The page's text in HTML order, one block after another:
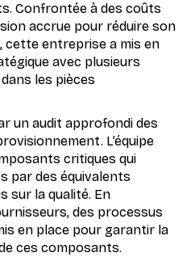
Confrontée à des coûts
accrue pour réduire son
cette entreprise a mis en
avec plusieurs
les pièces
un audit approfondi des
L’équipe
critiques qui
par des équivalents
sur la qualité. En
des processus
en place pour garantir la
ces composants.